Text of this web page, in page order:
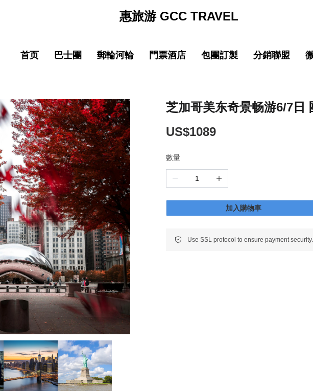
惠旅游 GCC TRAVEL
黃石國家公園
加拿大落基山
美國西部遊
美國東部遊
夏威夷群島・精選
北極光觀測・精選
佛州陽光・美國城市
墨西哥 ・中南美洲
品質 亞洲精選
超值 亞洲精選
奢華 亞洲甄選
品質 歐洲環線
奢華 歐洲甄選
澳大利亞 新西蘭
非洲 中東 中亞
惠旅全球甄選
惠旅甄選火車系列
輕旅行(美洲)
輕旅行(歐洲)
New
New
河輪熱門路線
維京熱門路線(VIKING)
中文導遊河輪路線
郵輪品牌專區
精選酒店
點擊添加企業微信 點擊添加企業LINE
首页 巴士團
黃石國家公園
加拿大落基山
美國西部遊
美國東部遊
夏威夷群島・精選
北極光觀測・精選
佛州陽光・美國城市
墨西哥 ・中南美洲
品質 亞洲精選
超值 亞洲精選
奢華 亞洲甄選
品質 歐洲環線
奢華 歐洲甄選
澳大利亞 新西蘭
非洲 中東 中亞
惠旅全球甄選
輕旅行(美洲)
輕旅行(歐洲)
New
New
郵輪河輪
河輪熱門路線
維京熱門路線(VIKING)
中文導遊河輪路線
郵輪品牌專區
門票酒店
精選酒店
包團訂製 分銷聯盟
點擊添加企業微信
芝加哥美东奇景畅游6/7日
US$1089
數量
加入購物車